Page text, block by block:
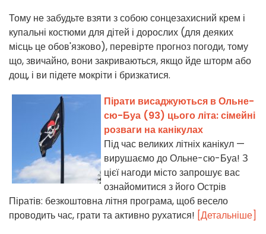
Тому не забудьте взяти з собою сонцезахисний крем і
купальні костюми для дітей і дорослих (для деяких
місць це обов'язково), перевірте прогноз погоди, тому
що, звичайно, вони закриваються, якщо йде шторм або
дощ, і ви підете мокріти і бризкатися.
Пірати висаджуються в Ольне-
сю-Буа (93) цього літа: сімейні
розваги на канікулах
Під час великих літніх канікул —
вирушаємо до Ольне-сю-Буа! З
цієї нагоди місто запрошує вас
ознайомитися з його Острів
Піратів: безкоштовна літня програма, щоб весело
проводить час, грати та активно рухатися! [Детальніше]